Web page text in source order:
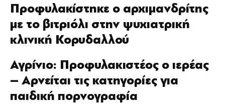
Προφυλακίστηκε ο αρχιμανδρίτης
με το βιτριόλι στην ψυχιατρική
κλινική Κορυδαλλού
Αγρίνιο: Προφυλακιστέος ο ιερέας
– Αρνείται τις κατηγορίες για
παιδική πορνογραφία